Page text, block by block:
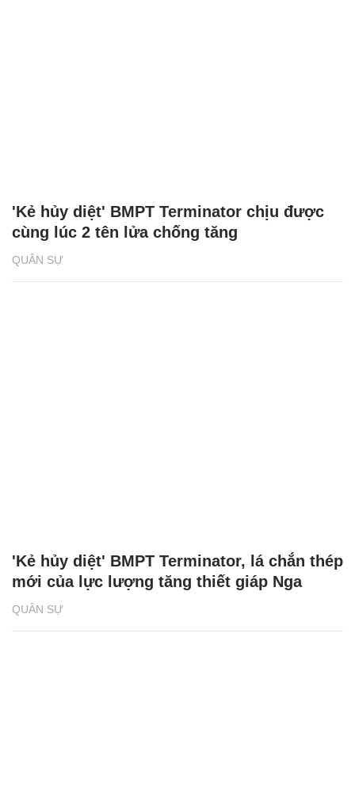
QUÂN SỰ
'Kẻ hủy diệt' BMPT Terminator chịu được
cùng lúc 2 tên lửa chống tăng
QUÂN SỰ
'Kẻ hủy diệt' BMPT Terminator, lá chắn thép
mới của lực lượng tăng thiết giáp Nga